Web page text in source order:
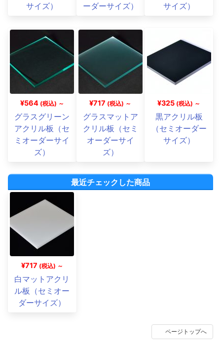
サイズ）
ーダーサイズ）
サイズ）
¥564 (税込) ～
グラスグリーン
アクリル板（セ
ミオーダーサイ
ズ）
¥717 (税込) ～
グラスマットア
クリル板（セミ
オーダーサイ
ズ）
¥325 (税込) ～
黒アクリル板
（セミオーダー
サイズ）
最近チェックした商品
¥717 (税込) ～
白マットアクリ
ル板（セミオー
ダーサイズ）
ページトップへ